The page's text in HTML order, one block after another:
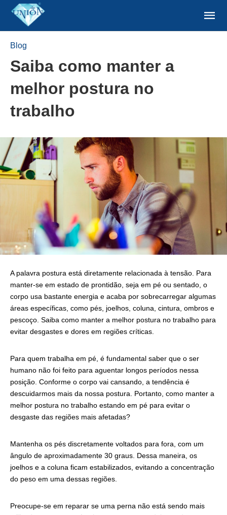
Blog
Saiba como manter a
melhor postura no
trabalho
A palavra postura está diretamente relacionada à tensão. Para
manter-se em estado de prontidão, seja em pé ou sentado, o
corpo usa bastante energia e acaba por sobrecarregar algumas
áreas específicas, como pés, joelhos, coluna, cintura, ombros e
pescoço. Saiba como manter a melhor postura no trabalho para
evitar desgastes e dores em regiões críticas.
Para quem trabalha em pé, é fundamental saber que o ser
humano não foi feito para aguentar longos períodos nessa
posição. Conforme o corpo vai cansando, a tendência é
descuidarmos mais da nossa postura. Portanto, como manter a
melhor postura no trabalho estando em pé para evitar o
desgaste das regiões mais afetadas?
Mantenha os pés discretamente voltados para fora, com um
ângulo de aproximadamente 30 graus. Dessa maneira, os
joelhos e a coluna ficam estabilizados, evitando a concentração
do peso em uma dessas regiões.
Preocupe-se em reparar se uma perna não está sendo mais